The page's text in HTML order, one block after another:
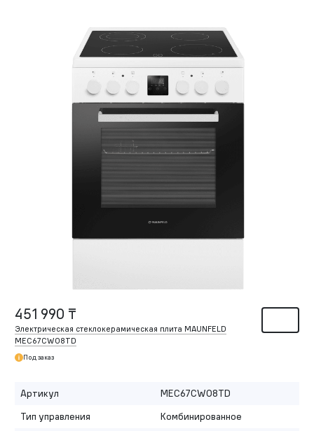
451 990 ₸
Электрическая стеклокерамическая плита MAUNFELD
MEC67CW08TD
Под заказ
Артикул
MEC67CW08TD
Тип управления
Комбинированное